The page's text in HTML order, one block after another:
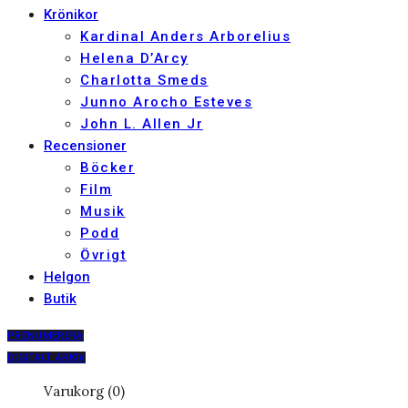
Krönikor
Kardinal Anders Arborelius
Helena D’Arcy
Charlotta Smeds
Junno Arocho Esteves
John L. Allen Jr
Recensioner
Böcker
Film
Musik
Podd
Övrigt
Helgon
Butik
PRENUMERERA
DIGITALT ARKIV
Varukorg (0)